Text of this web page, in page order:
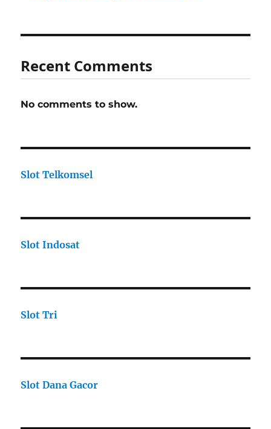
Recent Comments
No comments to show.
Slot Telkomsel
Slot Indosat
Slot Tri
Slot Dana Gacor